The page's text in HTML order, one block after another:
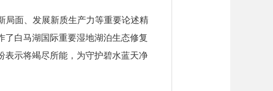
面、发展新质生产力等重要论述精
白马湖国际重要湿地湖泊生态修复
表示将竭尽所能，为守护碧水蓝天净